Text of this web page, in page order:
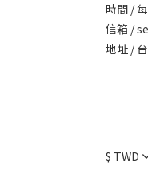
時間 /
信箱 /
地址 /
$ TWD